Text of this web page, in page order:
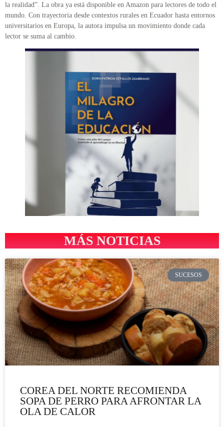
la realidad”. La obra ya está disponible en Amazon para lectores de todo el
mundo. Con trayectoria desde contextos rurales en Ecuador hasta entornos
universitarios en Europa, la autora impulsa un movimiento donde cada
lector se suma al cambio.
MÁS NOTICIAS
SUCESOS
COREA DEL NORTE RECOMIENDA
SOPA DE PERRO PARA AFRONTAR LA
OLA DE CALOR